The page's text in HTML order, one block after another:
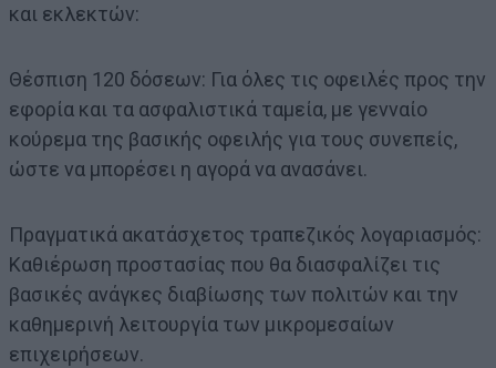
και εκλεκτών:
Θέσπιση 120 δόσεων: Για όλες τις οφειλές προς την
εφορία και τα ασφαλιστικά ταμεία, με γενναίο
κούρεμα της βασικής οφειλής για τους συνεπείς,
ώστε να μπορέσει η αγορά να ανασάνει.
Πραγματικά ακατάσχετος τραπεζικός λογαριασμός:
Καθιέρωση προστασίας που θα διασφαλίζει τις
βασικές ανάγκες διαβίωσης των πολιτών και την
καθημερινή λειτουργία των μικρομεσαίων
επιχειρήσεων.